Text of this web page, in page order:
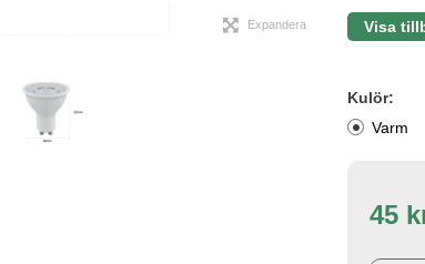
Expandera Visa
Kulör:
Varm
45